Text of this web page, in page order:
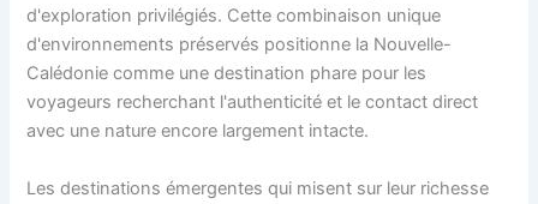
d'exploration privilégiés. Cette combinaison unique
d'environnements préservés positionne la Nouvelle-
Calédonie comme une destination phare pour les
voyageurs recherchant l'authenticité et le contact direct
avec une nature encore largement intacte.
Les destinations émergentes qui misent sur leur richesse